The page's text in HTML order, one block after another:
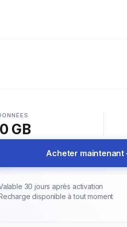
GB
Acheter maintenant
30 jours après activation
disponible à tout moment